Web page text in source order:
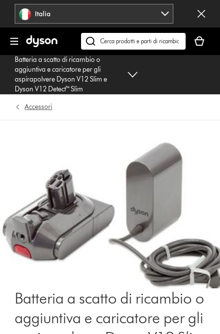
navigazione Italia
Cerca
su
dyson.it
carrello
è
Batteria a scatto di ricambio o
aggiuntiva e caricatore per gli
aspirapolvere Dyson V12 Slim e
Dyson V12 Detect™ Slim
Accessori
Batteria a scatto di ricambio o
aggiuntiva e caricatore per gli